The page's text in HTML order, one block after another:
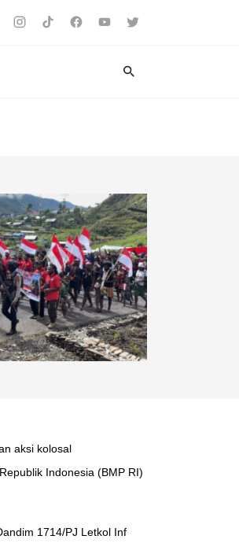
aksi kolosal
Indonesia (BMP RI)
1714/PJ Letkol Inf